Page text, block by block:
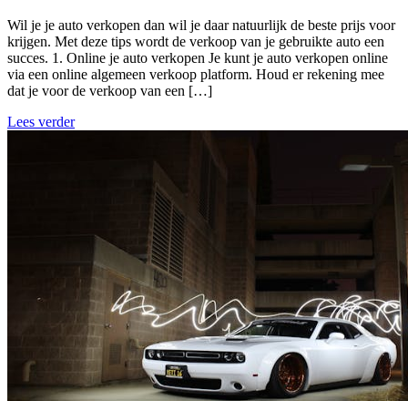
Wil je je auto verkopen dan wil je daar natuurlijk de beste prijs voor
krijgen. Met deze tips wordt de verkoop van je gebruikte auto een
succes. 1. Online je auto verkopen Je kunt je auto verkopen online
via een online algemeen verkoop platform. Houd er rekening mee
dat je voor de verkoop van een […]
Lees verder